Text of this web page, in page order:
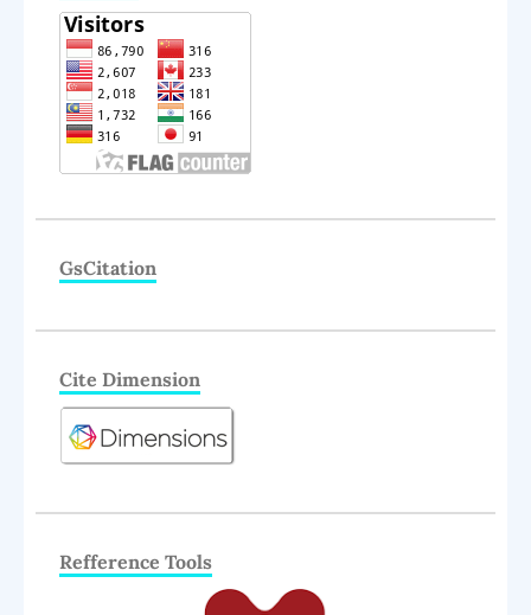
GsCitation
Cite Dimension
Refference Tools